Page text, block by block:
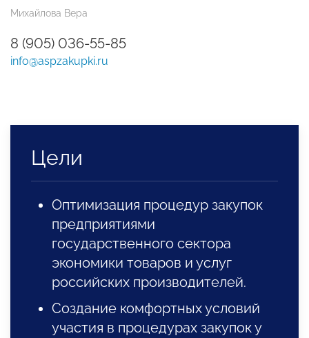
Михайлова Вера
8 (905) 036-55-85
info@aspzakupki.ru
Цели
Оптимизация процедур закупок
предприятиями
государственного сектора
экономики товаров и услуг
российских производителей.
Создание комфортных условий
участия в процедурах закупок у